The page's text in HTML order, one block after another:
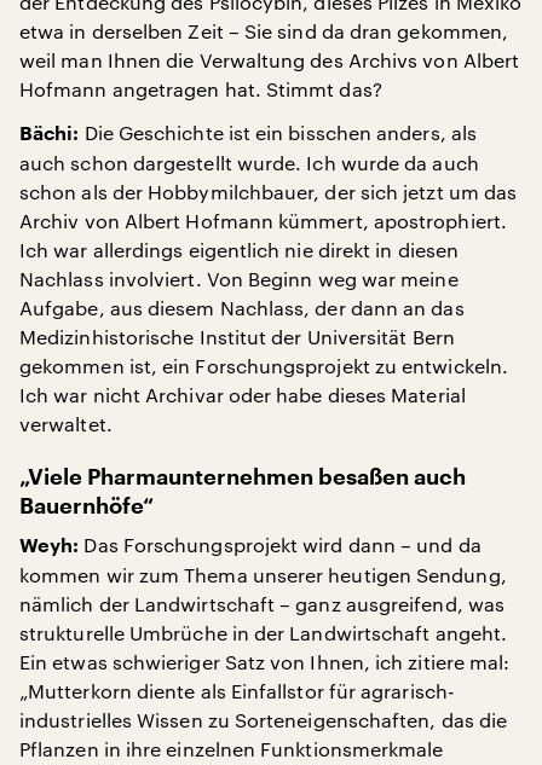
etwa in derselben Zeit – Sie sind da dran gekommen,
weil man Ihnen die Verwaltung des Archivs von Albert
Hofmann angetragen hat. Stimmt das?
Bächi: Die Geschichte ist ein bisschen anders, als
auch schon dargestellt wurde. Ich wurde da auch
schon als der Hobbymilchbauer, der sich jetzt um das
Archiv von Albert Hofmann kümmert, apostrophiert.
Ich war allerdings eigentlich nie direkt in diesen
Nachlass involviert. Von Beginn weg war meine
Aufgabe, aus diesem Nachlass, der dann an das
Medizinhistorische Institut der Universität Bern
gekommen ist, ein Forschungsprojekt zu entwickeln.
Ich war nicht Archivar oder habe dieses Material
verwaltet.
„Viele Pharmaunternehmen besaßen auch
Bauernhöfe“
Weyh: Das Forschungsprojekt wird dann – und da
kommen wir zum Thema unserer heutigen Sendung,
nämlich der Landwirtschaft – ganz ausgreifend, was
strukturelle Umbrüche in der Landwirtschaft angeht.
Ein etwas schwieriger Satz von Ihnen, ich zitiere mal:
„Mutterkorn diente als Einfallstor für agrarisch-
industrielles Wissen zu Sorteneigenschaften, das die
Pflanzen in ihre einzelnen Funktionsmerkmale